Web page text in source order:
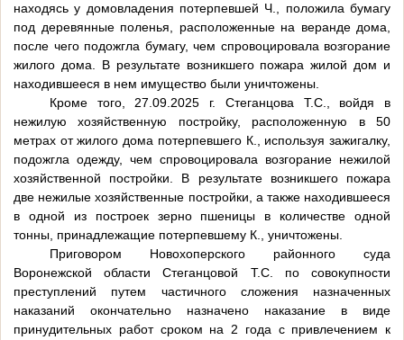
находясь у домовладения потерпевшей Ч., положила бумагу
под деревянные поленья, расположенные на веранде дома,
после чего подожгла бумагу, чем спровоцировала возгорание
жилого дома. В результате возникшего пожара жилой дом и
находившееся в нем имущество были уничтожены.
Кроме того, 27.09.2025 г. Стеганцова Т.С., войдя в
нежилую хозяйственную постройку, расположенную в 50
метрах от жилого дома потерпевшего К., используя зажигалку,
подожгла одежду, чем спровоцировала возгорание нежилой
хозяйственной постройки. В результате возникшего пожара
две нежилые хозяйственные постройки, а также находившееся
в одной из построек зерно пшеницы в количестве одной
тонны, принадлежащие потерпевшему К., уничтожены.
Приговором Новохоперского районного суда
Воронежской области Стеганцовой Т.С. по совокупности
преступлений путем частичного сложения назначенных
наказаний окончательно назначено наказание в виде
принудительных работ сроком на 2 года с привлечением к